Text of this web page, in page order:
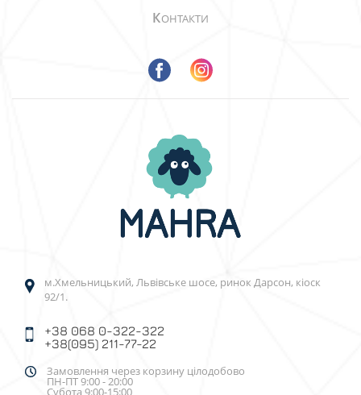
КОНТАКТИ
м.Хмельницький, Львівське шосе, ринок Дарсон, кіоск
92/1.
+38 068 0-322-322
+38(095) 211-77-22
Замовлення через корзину цілодобово
ПН-ПТ 9:00 - 20:00
Субота 9:00-15:00